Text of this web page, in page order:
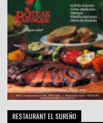
RESTAURANT EL SUREÑO